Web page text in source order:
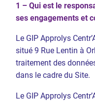
1 – Qui est le
ses engagements et
Le GIP Approlys
situé 9 Rue Lentin à
traitement des
dans le cadre du Site.
Le GIP Approlys